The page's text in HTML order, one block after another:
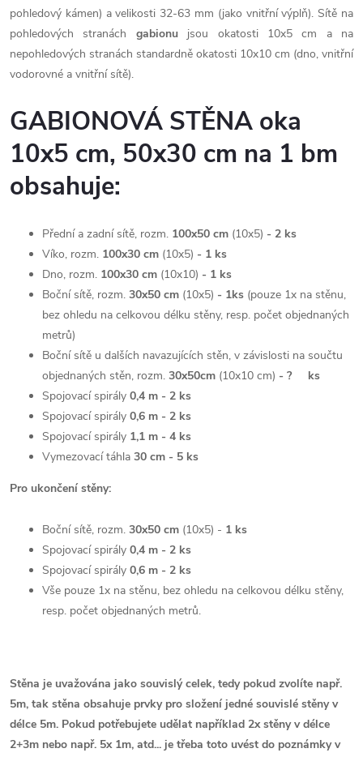
pohledový kámen) a velikosti 32-63 mm (jako vnitřní výplň). Sítě na
pohledových stranách gabionujsou okatosti 10x5 cm a na
nepohledových stranách standardně okatosti 10x10 cm (dno, vnitřní
vodorovné a vnitřní sítě).
GABIONOVÁ STĚNA oka
10x5 cm, 50x30 cm na 1 bm
obsahuje:
Přední a zadní sítě, rozm. 100x50 cm (10x5) - 2 ks
Víko, rozm. 100x30 cm (10x5) - 1 ks
Dno, rozm. 100x30 cm (10x10) - 1 ks
Boční sítě, rozm. 30x50 cm (10x5) - 1ks (pouze 1x na stěnu,
bez ohledu na celkovou délku stěny, resp. počet objednaných
metrů)
Boční sítě u dalších navazujících stěn, v závislosti na součtu
objednaných stěn, rozm. 30x50cm (10x10 cm) - ? ks
Spojovací spirály 0,4 m - 2 ks
Spojovací spirály 0,6 m - 2 ks
Spojovací spirály 1,1 m - 4 ks
Vymezovací táhla 30 cm - 5 ks
Pro ukončení stěny:
Boční sítě, rozm. 30x50 cm (10x5) - 1 ks
Spojovací spirály 0,4 m - 2 ks
Spojovací spirály 0,6 m - 2 ks
Vše pouze 1x na stěnu, bez ohledu na celkovou délku stěny,
resp. počet objednaných metrů.
Stěna je uvažována jako souvislý celek, tedy pokud zvolíte např.
5m, tak stěna obsahuje prvky pro složení jedné souvislé stěny v
délce 5m. Pokud potřebujete udělat například 2x stěny v délce
2+3m nebo např. 5x 1m, atd... je třeba toto uvést do poznámky v